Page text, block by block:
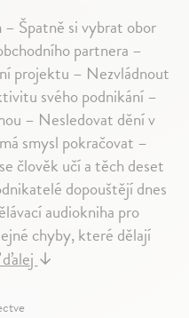
Špatně si vybrat obor
partnera –
projektu – Nezvládnout
svého podnikání –
– Nesledovat dění v
smysl pokračovat –
člověk učí a těch deset
dopouštějí dnes
audiokniha pro
chyby, které dělají
↓